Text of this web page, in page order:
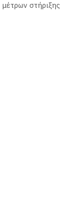
στήριξης